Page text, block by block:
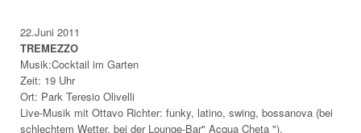
22.Juni 2011
TREMEZZO
Musik:Cocktail im Garten
Zeit: 19 Uhr
Ort: Park Teresio Olivelli
Live-Musik mit Ottavo Richter: funky, latino, swing, bossanova (bei
schlechtem Wetter, bei der Lounge-Bar" Acqua Cheta ").